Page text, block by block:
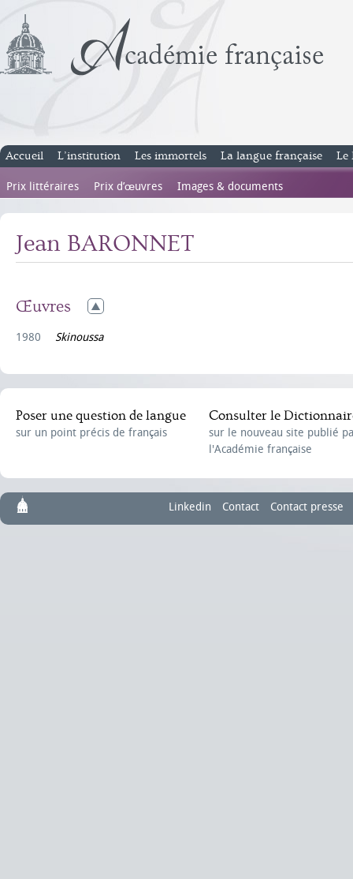
Accueil L’institution Les immortels La langue française Le
Prix littéraires Prix d’œuvres Images & documents
Jean BARONNET
Œuvres
1980 Skinoussa
Poser une question de langue
sur un point précis de français
Consulter le
sur le nouveau site publié
l'Académie française
Linkedin Contact Contact presse